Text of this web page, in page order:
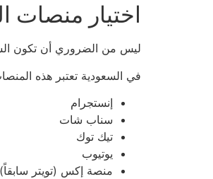
اختيار منصات
ليس من الضروري أن تكون
في السعودية تعتبر هذه
إنستجرام
سناب شات
تيك توك
يوتيوب
منصة إكس (تويتر سابقاً)